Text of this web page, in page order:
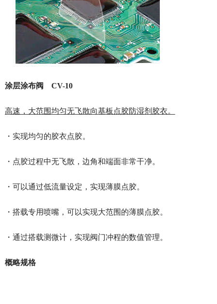
涂层涂布阀 CV-10
高速，大范围均匀无飞散向基板点胶防湿剂胶衣。
・实现均匀的胶衣点胶。
・点胶过程中无飞散，边角和端面非常干净。
・可以通过低流量设定，实现薄膜点胶。
・搭载专用喷嘴，可以实现大范围的薄膜点胶。
・通过搭载测微计，实现阀门冲程的数值管理。
概略规格